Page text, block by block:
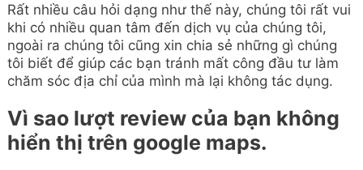
Rất nhiều câu hỏi dạng như thế này, chúng tôi rất vui
khi có nhiều quan tâm đến dịch vụ của chúng tôi,
ngoài ra chúng tôi cũng xin chia sẻ những gì chúng
tôi biết để giúp các bạn tránh mất công đầu tư làm
chăm sóc địa chỉ của mình mà lại không tác dụng.
Vì sao lượt review của bạn không
hiển thị trên google maps.